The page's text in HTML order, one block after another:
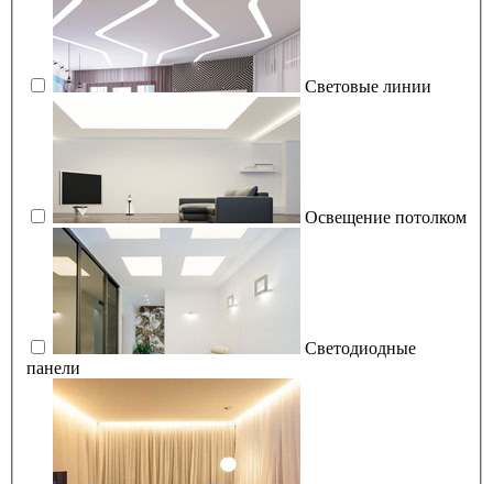
Световые линии
Освещение потолком
Светодиодные
панели